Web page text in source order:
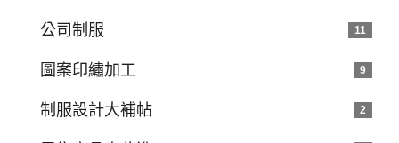
公司制服 11
圖案印繡加工 9
制服設計大補帖 2